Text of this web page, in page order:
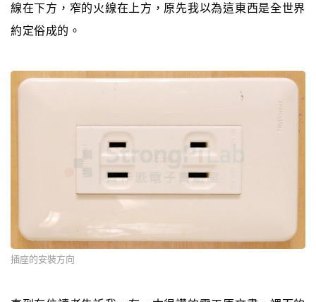
線在下方，窄的火線在上方，原先我以為這東西是全世界
約定俗成的。
插座的安裝方向